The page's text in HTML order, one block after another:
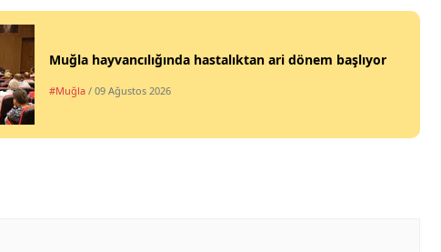
Muğla hayvancılığında hastalıktan ari dönem başlıyor
#Muğla / 09 Ağustos 2026